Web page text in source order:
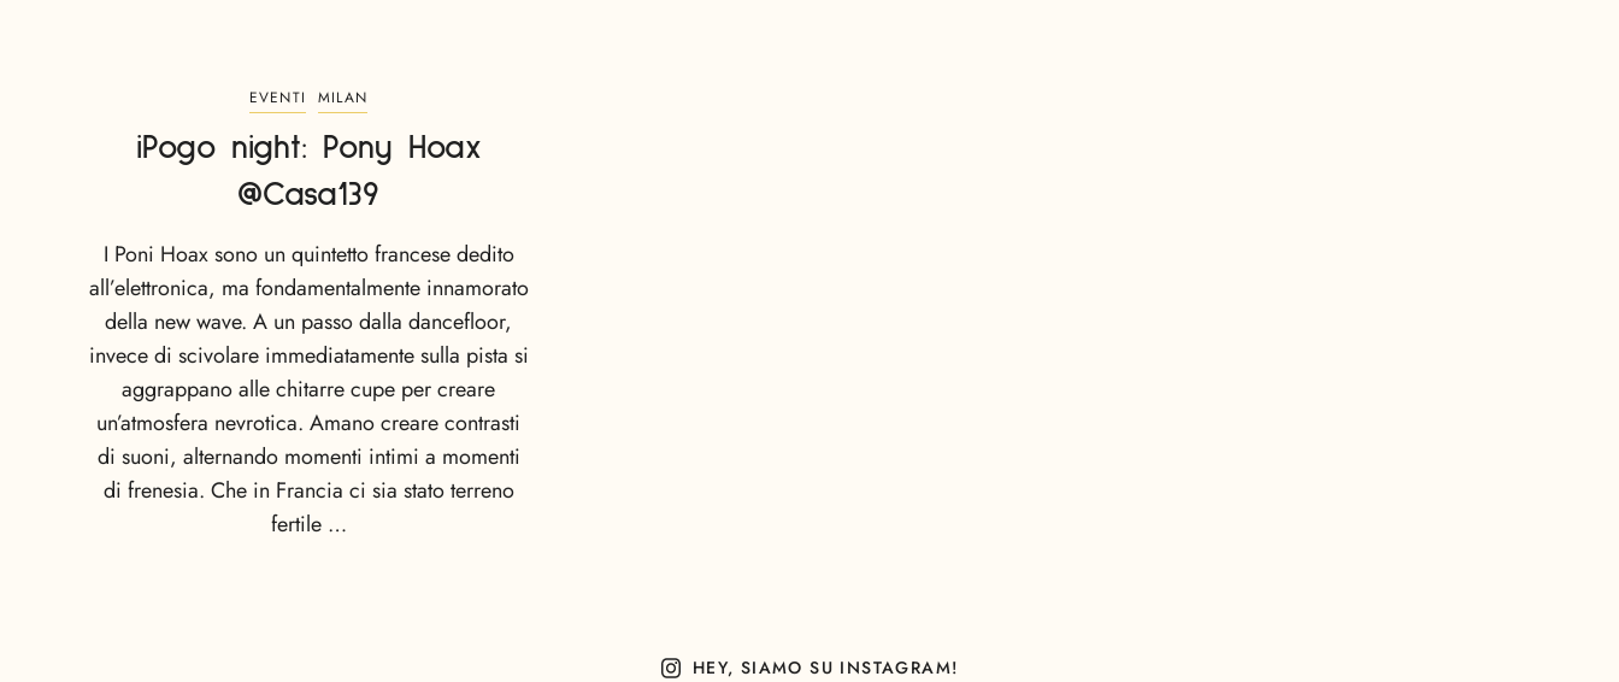
EVENTI MILAN
iPogo night: Pony Hoax
@Casa139
I Poni Hoax sono un quintetto francese dedito
all’elettronica, ma fondamentalmente innamorato
della new wave. A un passo dalla dancefloor,
invece di scivolare immediatamente sulla pista si
aggrappano alle chitarre cupe per creare
un’atmosfera nevrotica. Amano creare contrasti
di suoni, alternando momenti intimi a momenti
di frenesia. Che in Francia ci sia stato terreno
fertile …
HEY, SIAMO SU INSTAGRAM!